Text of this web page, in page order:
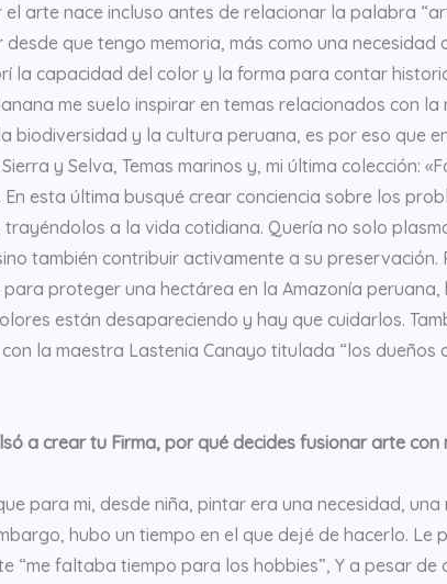
el arte nace incluso antes de relacionar la palabra
que tengo memoria, más como una necesidad
la capacidad del color y la forma para contar
me suelo inspirar en temas relacionados con
biodiversidad y la cultura peruana, es por eso que
y Selva, Temas marinos y, mi última colección:
En esta última busqué crear conciencia sobre los
a la vida cotidiana. Quería no solo
también contribuir activamente a su
proteger una hectárea en la Amazonía peruana,
están desapareciendo y hay que cuidarlos.
la maestra Lastenia Canayo titulada “los dueños
a crear tu Firma, por qué decides fusionar arte con
para mi, desde niña, pintar era una necesidad,
hubo un tiempo en el que dejé de hacerlo. Le
“me faltaba tiempo para los hobbies”, Y a pesar de